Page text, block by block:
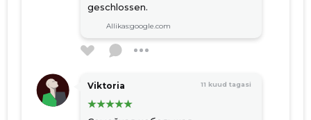
geschlossen.
Allikas:google.com
Viktoria 11 kuud tagasi